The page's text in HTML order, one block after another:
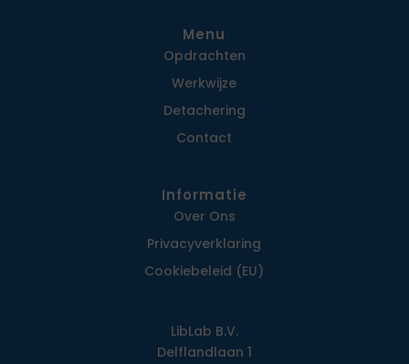
Menu
Opdrachten
Werkwijze
Detachering
Contact
Informatie
Over Ons
Privacy­verklaring
Cookiebeleid (EU)
LibLab B.V.
Delflandlaan 1